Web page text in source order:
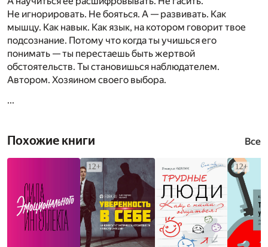
Не игнорировать. Не бояться. А — развивать. Как
мышцу. Как навык. Как язык, на котором говорит твое
подсознание. Потому что когда ты учишься его
понимать — ты перестаешь быть жертвой
обстоятельств. Ты становишься наблюдателем.
Автором. Хозяином своего выбора.
...
Похожие книги Все